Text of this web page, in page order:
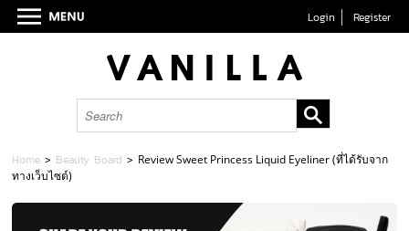
Login Register
Home > Beauty Board > Review Sweet Princess Liquid Eyeliner (ที่ได้รับจาก
ทางเว็บไซต์)